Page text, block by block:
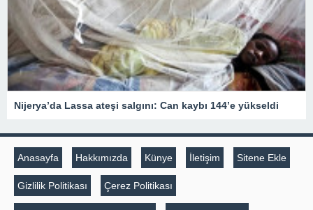
Nijerya’da Lassa ateşi salgını: Can kaybı 144’e yükseldi
Anasayfa Hakkımızda Künye İletişim Sitene Ekle
Gizlilik Politikası Çerez Politikası